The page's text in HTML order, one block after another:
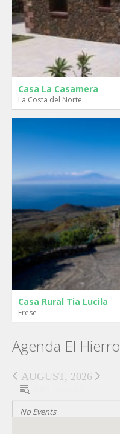
Casa La Casamera
La Costa del Norte
Casa Rural Tia Lucila
Erese
Agenda El Hierro
AUGUST, 2026
No Events